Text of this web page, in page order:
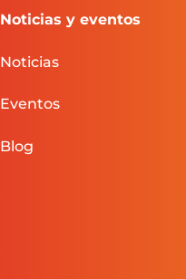
Noticias y eventos
Noticias
Eventos
Blog